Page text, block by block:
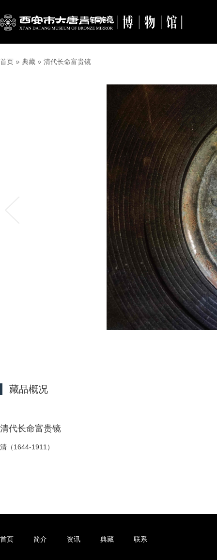
首页 典藏 清代长命富贵镜
藏品概况
清代长命富贵镜
清（1644-1911）
首页 简介 资讯 典藏 联系